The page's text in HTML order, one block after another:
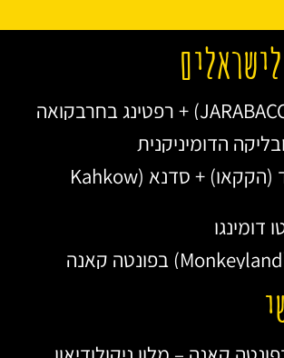
הדומיניקנית
מוזיאון השוקולד (הקקאו) + סדנא (Kahkow